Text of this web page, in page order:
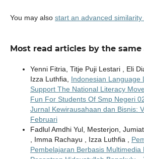
You may also start an advanced similarity
Most read articles by the same
Yenni Fitria, Titje Puji Lestari , Eli
Izza Luthfia, Indonesian Language
Support The National Literacy
Fun For Students Of Smp Negeri
Jurnal Kewirausahaan dan Bisnis:
Februari
Fadlul Amdhi Yul, Mesterjon,
, Imma Rachayu , Izza Luthfia ,
Pembelajaran Berbasis Multimedia